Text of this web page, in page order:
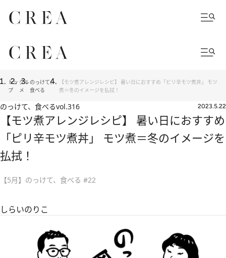
トッ
プ
グル
メ
のっけて、
食べる
【モツ煮アレンジレシピ】 暑い日におすすめ「ピリ辛モツ煮丼」 モツ
煮＝冬のイメージを払拭！
のっけて、食べるvol.316 2023.5.22
【モツ煮アレンジレシピ】 暑い日におすすめ
「ピリ辛モツ煮丼」 モツ煮＝冬のイメージを
払拭！
【5月】のっけて、食べる #22
しらいのりこ